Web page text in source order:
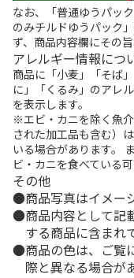
なお、「普通ゆうパッ
のみチルドゆうパック
ず、商品内容欄にその旨
アレルギー情報につ
商品に「小麦」「そば
に」「くるみ」のアレ
を表示します。
※エビ・カニを除く魚
された加工品も含む）
いる場合があります。
ビ・カニを食べている
その他
商品写真はイメー
商品内容として記
する商品に含まれ
商品の色は、ご覧
際と異なる場合が